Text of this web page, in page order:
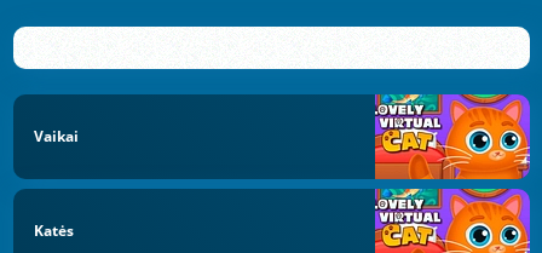
Vaikai
Katės